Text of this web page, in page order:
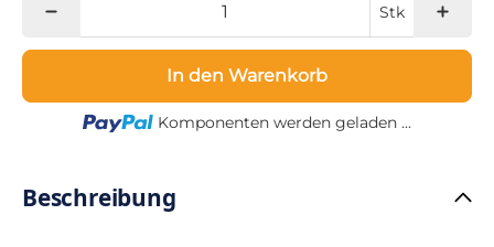
Stk
In den Warenkorb
Loading...
Komponenten werden geladen ...
Beschreibung